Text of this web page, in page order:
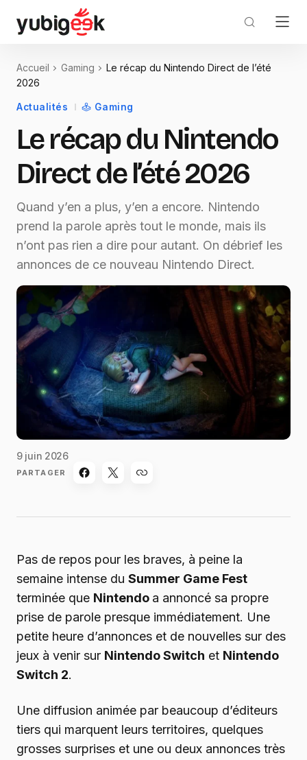
Accueil Gaming
Le récap du Nintendo Direct de l’été
2026
Actualités Gaming
Le récap du Nintendo
Direct de l’été 2026
Quand y’en a plus, y’en a encore. Nintendo
prend la parole après tout le monde, mais ils
n’ont pas rien a dire pour autant. On débrief les
annonces de ce nouveau Nintendo Direct.
9 juin 2026
PARTAGER
Pas de repos pour les braves, à peine la
semaine intense du Summer Game Fest
terminée que Nintendo a annoncé sa propre
prise de parole presque immédiatement. Une
petite heure d’annonces et de nouvelles sur des
jeux à venir sur Nintendo Switch et Nintendo
Switch 2.
Une diffusion animée par beaucoup d’éditeurs
tiers qui marquent leurs territoires, quelques
grosses surprises et une ou deux annonces très